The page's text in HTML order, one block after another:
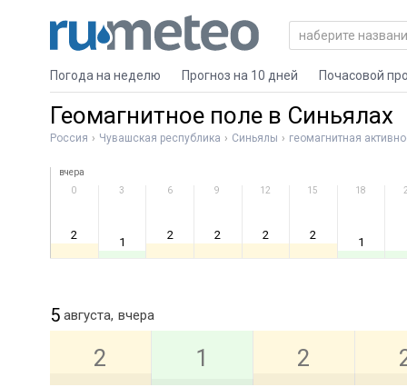
Погода на неделю Прогноз на 10 дней Почасовой
Геомагнитное поле в Синьялах
Россия Чувашская республика Синьялы геомагнитная
вчера
0
2
3
1
6
2
9
2
12
2
15
2
18
1
5 августа, вчера
2 1 2